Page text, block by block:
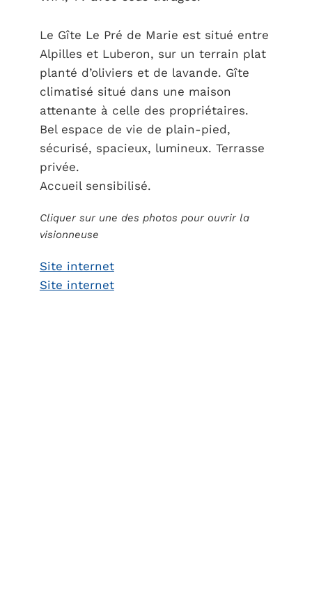
Le Gîte Le Pré de Marie est situé entre
Alpilles et Luberon, sur un terrain plat
planté d’oliviers et de lavande. Gîte
climatisé situé dans une maison
attenante à celle des propriétaires.
Bel espace de vie de plain-pied,
sécurisé, spacieux, lumineux. Terrasse
privée.
Accueil sensibilisé.
Cliquer sur une des photos pour ouvrir la
visionneuse
Site internet
Site internet